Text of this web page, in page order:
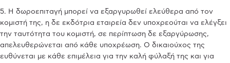
5. Η δωροεπιταγή μπορεί να εξαργυρωθεί ελεύθερα από τον
κομιστή της, η δε εκδότρια εταιρεία δεν υποχρεούται να ελέγξει
την ταυτότητα του κομιστή, σε περίπτωση δε εξαργύρωσης,
απελευθερώνεται από κάθε υποχρέωση. Ο δικαιούχος της
ευθύνεται με κάθε επιμέλεια για την καλή φύλαξή της και για